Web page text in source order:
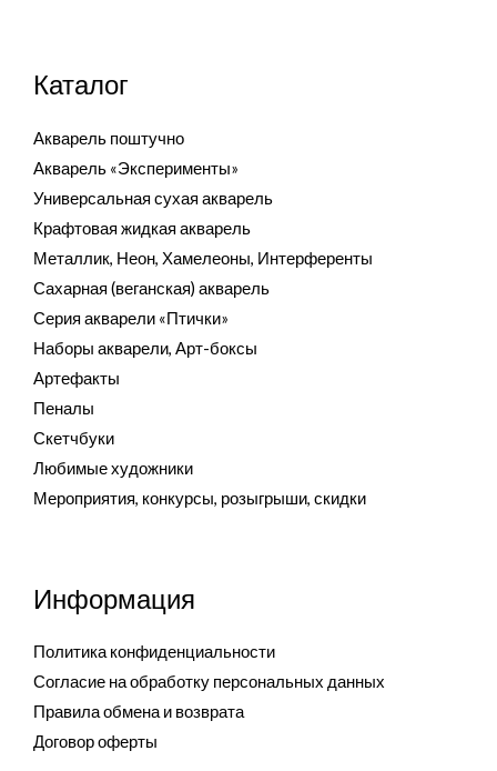
Каталог
Акварель поштучно
Акварель «Эксперименты»
Универсальная сухая акварель
Крафтовая жидкая акварель
Металлик, Неон, Хамелеоны, Интерференты
Сахарная (веганская) акварель
Серия акварели «Птички»
Наборы акварели, Арт-боксы
Артефакты
Пеналы
Скетчбуки
Любимые художники
Мероприятия, конкурсы, розыгрыши, скидки
Информация
Политика конфиденциальности
Согласие на обработку персональных данных
Правила обмена и возврата
Договор оферты